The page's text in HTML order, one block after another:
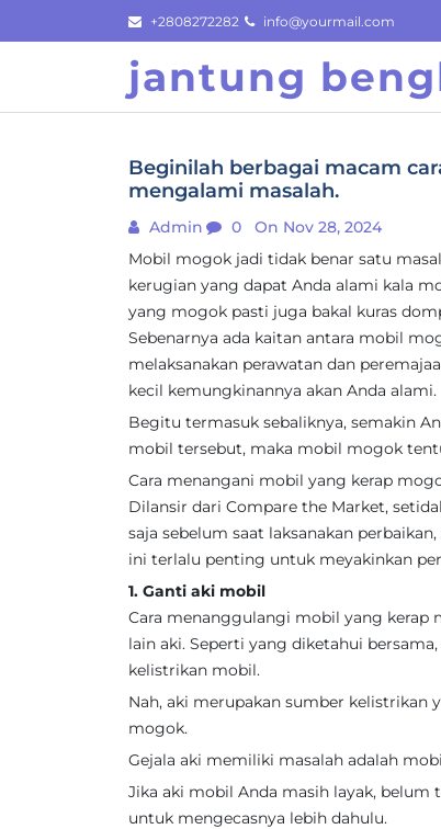
to
+2808272282 info@yourmail.com
jantung
Beginilah berbagai macam
mengalami masalah.
Admin 0
On Nov 28, 2024
Mobil mogok jadi tidak benar satu
kerugian yang dapat Anda alami kala
yang mogok pasti juga bakal kuras
Sebenarnya ada kaitan antara mobil
melaksanakan perawatan dan
kecil kemungkinannya akan Anda alami.
Begitu termasuk sebaliknya, semakin
mobil tersebut, maka mobil mogok
Cara menangani mobil yang kerap
Dilansir dari Compare the Market,
saja sebelum saat laksanakan
ini terlalu penting untuk meyakinkan
1. Ganti aki mobil
Cara menanggulangi mobil yang kerap
lain aki. Seperti yang diketahui
kelistrikan mobil.
Nah, aki merupakan sumber kelistrikan
mogok.
Gejala aki memiliki masalah adalah
Jika aki mobil Anda masih layak,
untuk mengecasnya lebih dahulu.